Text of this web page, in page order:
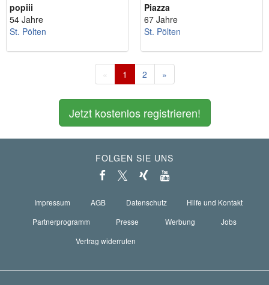
popiii
54 Jahre
St. Pölten
Piazza
67 Jahre
St. Pölten
« 1 2 »
Jetzt kostenlos registrieren!
FOLGEN SIE UNS
Impressum AGB Datenschutz
Hilfe und Kontakt
Partnerprogramm
Presse Werbung
Jobs
Vertrag widerrufen